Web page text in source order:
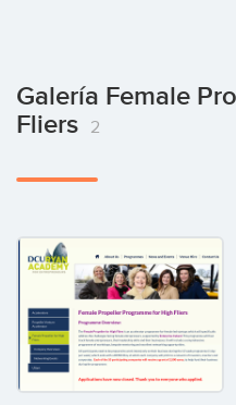
Galería Female
Fliers
2